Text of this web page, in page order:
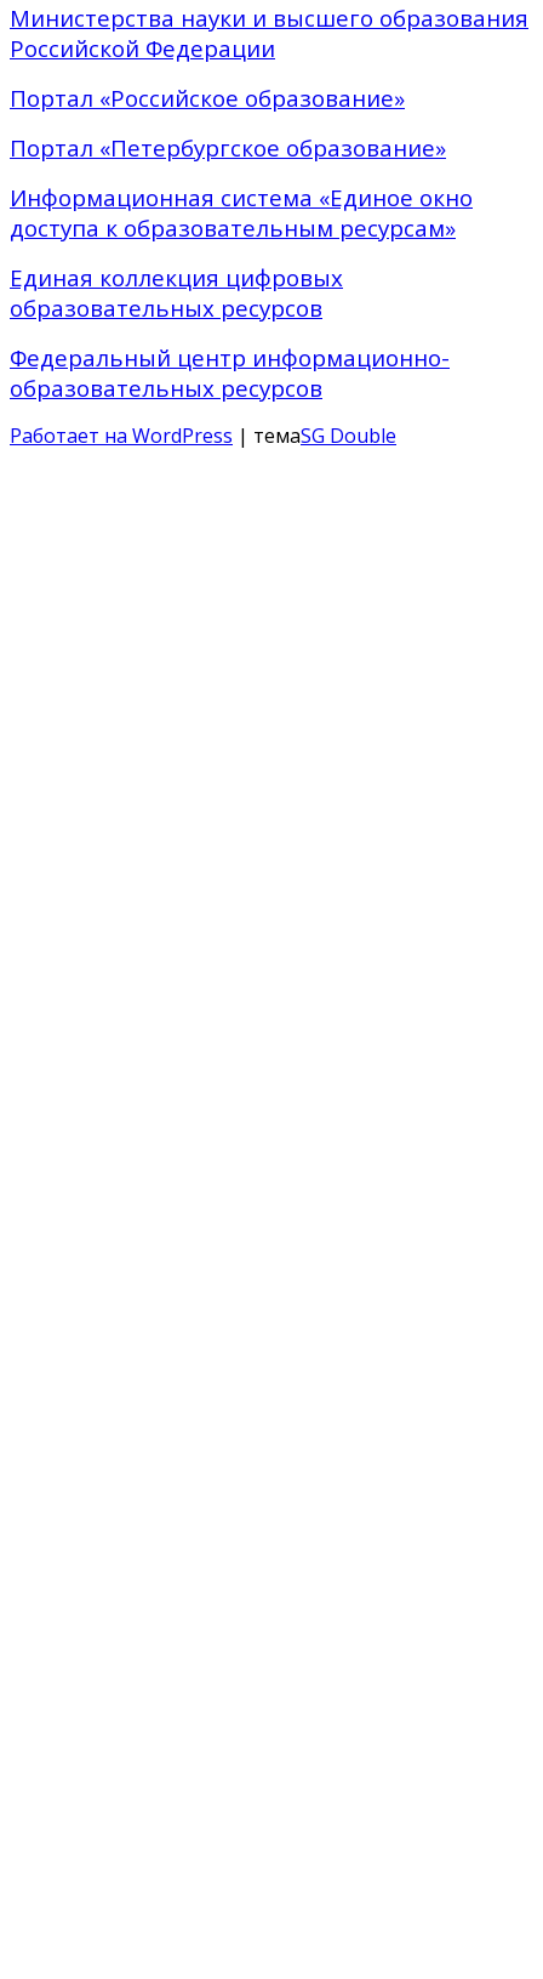
Министерства науки и высшего образования
Российской Федерации
Портал «Российское образование»
Портал «Петербургское образование»
Информационная система «Единое окно
доступа к образовательным ресурсам»
Единая коллекция цифровых
образовательных ресурсов
Федеральный центр информационно-
образовательных ресурсов
Работает на WordPress | темаSG Double